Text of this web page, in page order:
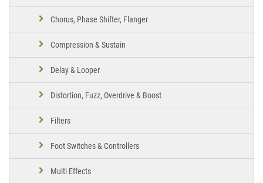
Chorus, Phase Shifter, Flanger
Compression & Sustain
Delay & Looper
Distortion, Fuzz, Overdrive & Boost
Filters
Foot Switches & Controllers
Multi Effects